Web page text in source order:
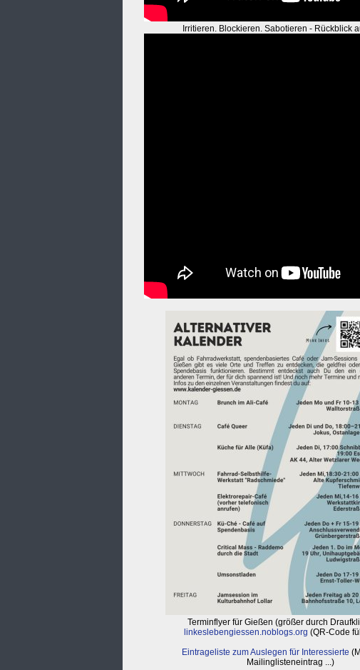
Irritieren. Blockieren. Sabotieren - Rückblick
Terminflyer für Gießen (größer durch
linkeslebengiessen.noblogs.org (QR-Code
Eintrageliste zum Auslegen für Interessierte
Mailinglisteneintrag ...)